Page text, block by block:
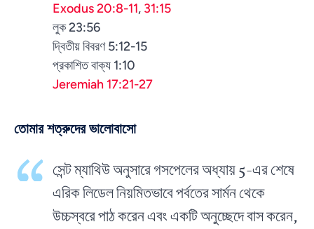
Exodus 20:8-11, 31:15
লুক 23:56
দ্বিতীয় বিবরণ 5:12-15
প্রকাশিত বাক্য 1:10
Jeremiah 17:21-27
তোমার শত্রুদের ভালোবাসো
সেন্ট ম্যাথিউ অনুসারে গসপেলের অধ্যায় 5-এর শেষে
এরিক লিডেল নিয়মিতভাবে পর্বতের সার্মন থেকে
উচ্চস্বরে পাঠ করেন এবং একটি অনুচ্ছেদে বাস করেন,